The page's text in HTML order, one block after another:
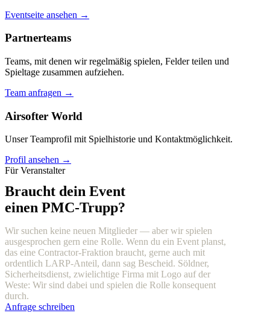
Eventseite ansehen →
Partnerteams
Teams, mit denen wir regelmäßig spielen, Felder teilen und
Spieltage zusammen aufziehen.
Team anfragen →
Airsofter World
Unser Teamprofil mit Spielhistorie und Kontaktmöglichkeit.
Profil ansehen →
Für Veranstalter
Braucht dein Event
einen PMC-Trupp?
Wir suchen keine neuen Mitglieder — aber wir spielen
ausgesprochen gern eine Rolle. Wenn du ein Event planst,
das eine Contractor-Fraktion braucht, gerne auch mit
ordentlich LARP-Anteil, dann sag Bescheid. Söldner,
Sicherheitsdienst, zwielichtige Firma mit Logo auf der
Weste: Wir sind dabei und spielen die Rolle konsequent
durch.
Anfrage schreiben